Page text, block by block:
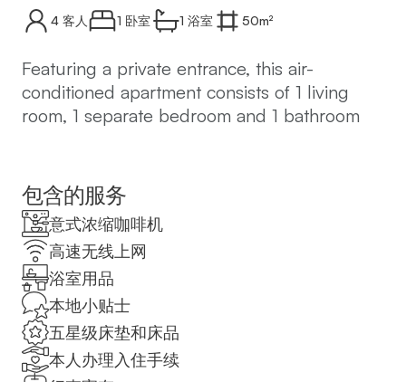
4 客人 1 卧室 1 浴室 50m²
Featuring a private entrance, this air-
conditioned apartment consists of 1 living
room, 1 separate bedroom and 1 bathroom
stovetop, a refrigerator, kitchenware and a
microwave. The apartment features tiled
floors, a seating area with a flat-screen TV
with cable channels, a washing machine,
soundproof walls, as well as a tea and coffee
maker. The unit offers 2 beds.
Please note that the price varies according to
the number of guests, and there is an
包含的服务
意式浓缩咖啡机
高速无线上网
浴室用品
本地小贴士
五星级床垫和床品
本人办理入住手续